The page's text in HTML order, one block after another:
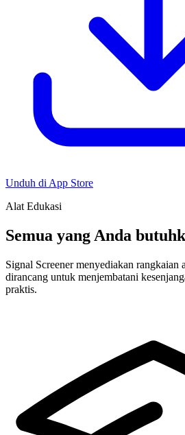
Unduh di App Store
Alat Edukasi
Semua yang Anda
Signal Screener menyediakan rangkaian
dirancang untuk menjembatani
praktis.